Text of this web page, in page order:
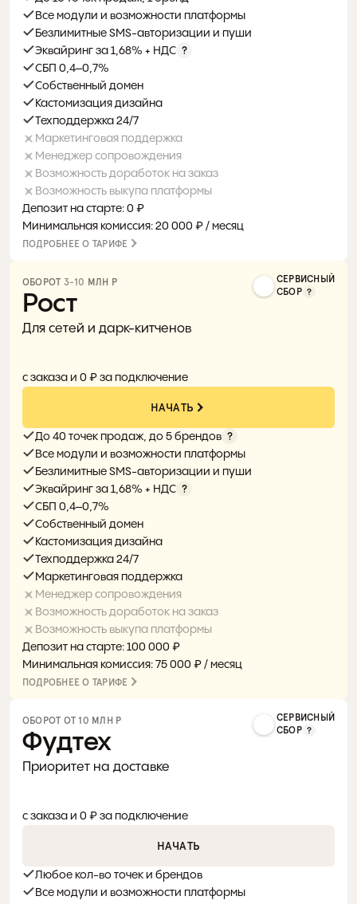
Все модули и возможности платформы
Безлимитные SMS-авторизации и пуши
Эквайринг за 1,68% + НДС
СБП 0,4–0,7%
Собственный домен
Кастомизация дизайна
Техподдержка 24/7
Маркетинговая поддержка
Менеджер сопровождения
Возможность доработок на заказ
Возможность выкупа платформы
Депозит на старте: 0 ₽
Минимальная комиссия: 20 000 ₽ / месяц
ПОДРОБНЕЕ О ТАРИФЕ
ОБОРОТ 3-10 МЛН Р
Рост
Для сетей и дарк-китченов
СЕРВИСНЫЙ
СБОР
с заказа и 0 ₽ за подключение
НАЧАТЬ
До 40 точек продаж, до 5 брендов
Все модули и возможности платформы
Безлимитные SMS-авторизации и пуши
Эквайринг за 1,68% + НДС
СБП 0,4–0,7%
Собственный домен
Кастомизация дизайна
Техподдержка 24/7
Маркетинговая поддержка
Менеджер сопровождения
Возможность доработок на заказ
Возможность выкупа платформы
Депозит на старте: 100 000 ₽
Минимальная комиссия: 75 000 ₽ / месяц
ПОДРОБНЕЕ О ТАРИФЕ
ОБОРОТ ОТ 10 МЛН Р
Фудтех
Приоритет на доставке
СЕРВИСНЫЙ
СБОР
с заказа и 0 ₽ за подключение
НАЧАТЬ
Любое кол-во точек и брендов
Все модули и возможности платформы